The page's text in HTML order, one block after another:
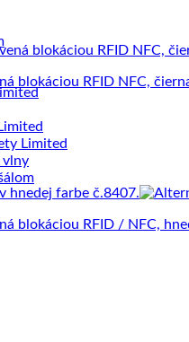
Limited
vlny
blokáciou RFID NFC,
blokáciou RFID / NFC,